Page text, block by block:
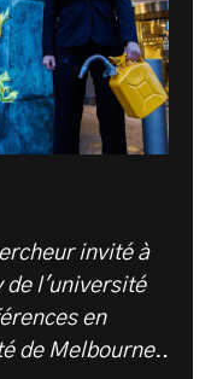
invité à
de l'université
en
de Melbourne..